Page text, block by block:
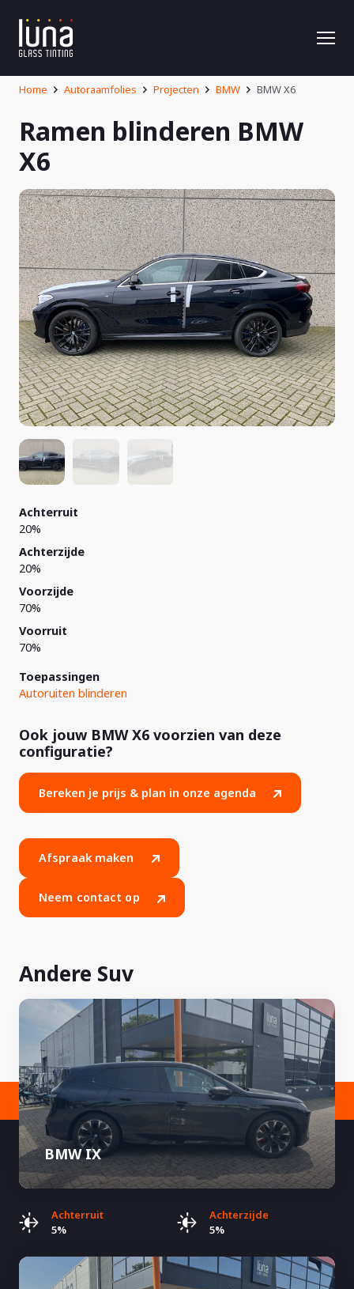
Home Autoraamfolies Projecten BMW BMW X6
Ramen blinderen BMW
X6
Achterruit
20%
Achterzijde
20%
Voorzijde
70%
Voorruit
70%
Toepassingen
Autoruiten blinderen
Ook jouw BMW X6 voorzien van deze
configuratie?
Bereken je prijs & plan in onze agenda
Afspraak maken
Neem contact op
Andere Suv
BMW IX
Achterruit
5%
Achterzijde
5%